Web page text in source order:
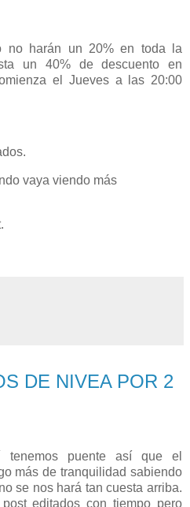
no harán un 20% en toda la
un 40% de descuento en
el Jueves a las 20:00
vaya viendo más
DE NIVEA POR 2
tenemos puente así que el
más de tranquilidad sabiendo
se nos hará tan cuesta arriba.
editados con tiempo pero